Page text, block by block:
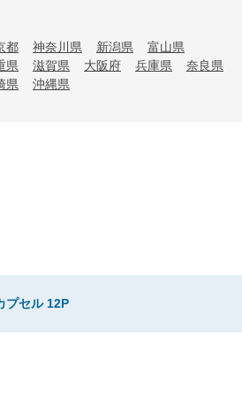
都 神奈川県 新潟県
富山県
県 滋賀県 大阪府 兵庫県
奈良県
県 沖縄県
プセル 12P